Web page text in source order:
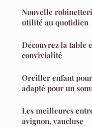
Nouvelle
utilité au quotidien
Découvrez la table
convivialité
Oreiller enfant
adapté pour un
Les meilleures
avignon, vaucluse